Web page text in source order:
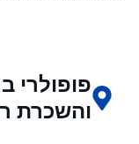
פופולרי
והשכרת